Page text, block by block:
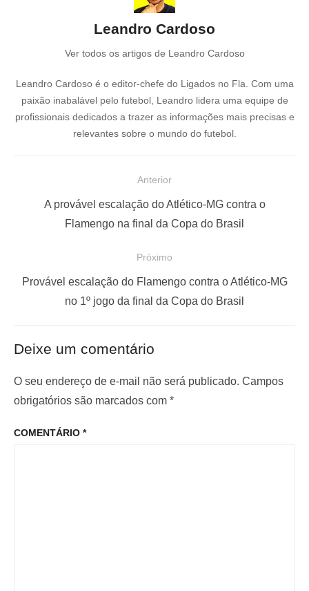
Leandro Cardoso
Ver todos os artigos de Leandro Cardoso
Leandro Cardoso é o editor-chefe do Ligados no Fla. Com uma
paixão inabalável pelo futebol, Leandro lidera uma equipe de
profissionais dedicados a trazer as informações mais precisas e
relevantes sobre o mundo do futebol.
o
e
P
o
Anterior
a
i
o
:
A provável escalação do Atlético-MG contra o
Flamengo na final da Copa do Brasil
Próximo
P
m
o
o
Provável escalação do Flamengo contra o Atlético-MG
no 1º jogo da final da Copa do Brasil
Deixe um comentário
O seu endereço de e-mail não será publicado. Campos
obrigatórios são marcados com *
COMENTÁRIO *